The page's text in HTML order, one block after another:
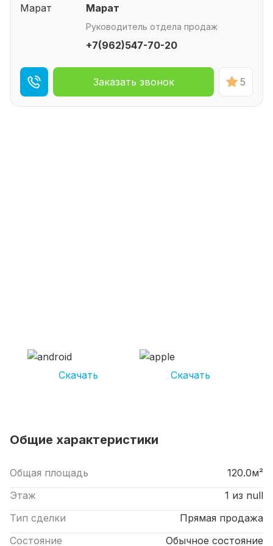
Марат
Руководитель отдела продаж
+7(962)547-70-20
Заказать звонок 5
Скачать Скачать
Общие характеристики
Общая площадь
120.0м²
Этаж
1 из null
Тип сделки
Прямая продажа
Состояние
Обычное состояние